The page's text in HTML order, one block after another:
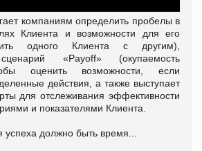
компаниям определить пробелы в
Клиента и возможности для его
одного Клиента с другим),
«Payoff» (окупаемость
оценить возможности, если
действия, а также выступает
для отслеживания эффективности
и показателями Клиента.
должно быть время...